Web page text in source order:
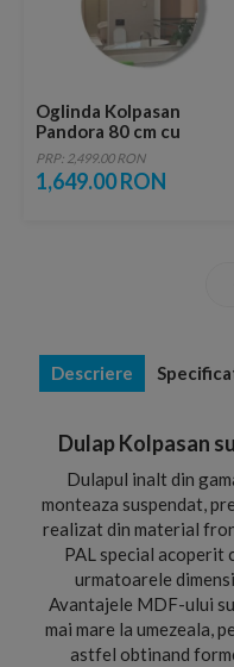
Oglinda Kolpasan
Pandora 80 cm cu
iluminare led
touchscreen
PRP: 2,499.00 RON
1,649.00 RON
Descriere
Dulap Kolpasan
Dulapul inalt din
monteaza suspendat,
realizat din material
PAL special acoperit
urmatoarele
Avantajele MDF-ului
mai mare la umezeala,
astfel obtinand